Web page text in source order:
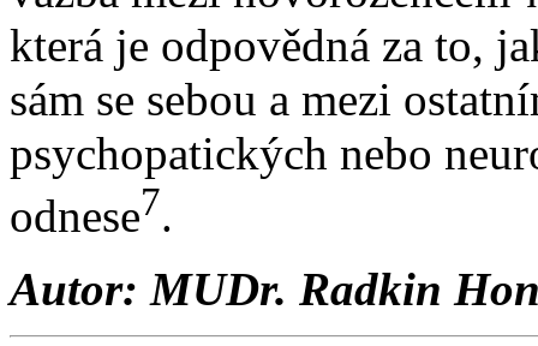
která je odpovědná za to,
sám se sebou a mezi
psychopatických nebo
odnese7.
Autor: MUDr. Radkin